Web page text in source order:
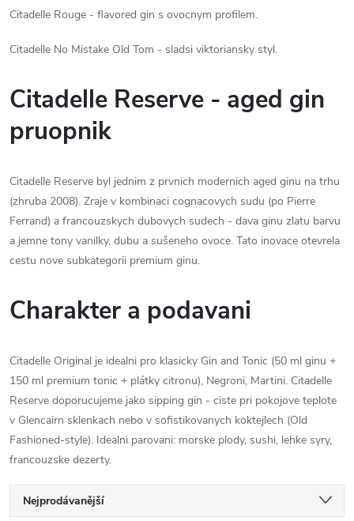
Citadelle Rouge - flavored gin s ovocnym profilem.
Citadelle No Mistake Old Tom - sladsi viktoriansky styl.
Citadelle Reserve - aged gin
pruopnik
Citadelle Reserve byl jednim z prvnich modernich aged ginu na trhu
(zhruba 2008). Zraje v kombinaci cognacovych sudu (po Pierre
Ferrand) a francouzskych dubovych sudech - dava ginu zlatu barvu
a jemne tony vanilky, dubu a sušeneho ovoce. Tato inovace otevrela
cestu nove subkategorii premium ginu.
Charakter a podavani
Citadelle Original je idealni pro klasicky Gin and Tonic (50 ml ginu +
150 ml premium tonic + plátky citronu), Negroni, Martini. Citadelle
Reserve doporucujeme jako sipping gin - ciste pri pokojove teplote
v Glencairn sklenkach nebo v sofistikovanych koktejlech (Old
Fashioned-style). Idealni parovani: morske plody, sushi, lehke syry,
francouzske dezerty.
Ř
Nejprodávanější